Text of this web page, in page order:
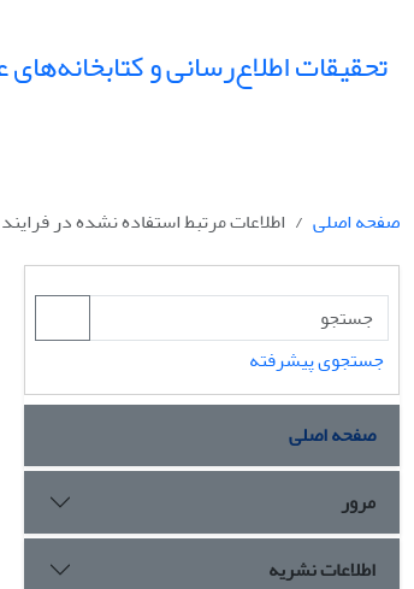
تحقیقات اطلاع‌رسانی و
صفحه اصلی اطلاعات مرتبط استفاده نشده در
جستجوی پیشرفته
صفحه اصلی
مرور
اطلاعات نشریه